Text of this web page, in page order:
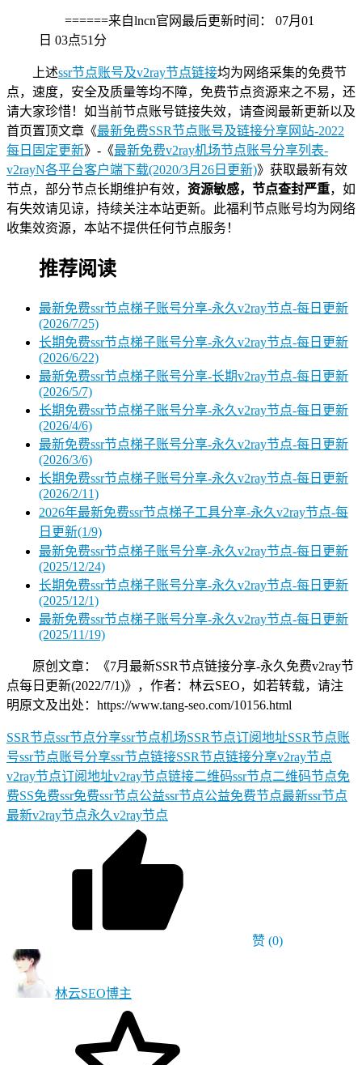
======来自lncn官网最后更新时间： 07月01
日 03点51分
上述ssr节点账号及v2ray节点链接均为网络采集的免费节
点，速度，安全及质量等均不障，免费节点资源来之不易，还
请大家珍惜！如当前节点账号链接失效，请查阅最新更新以及
首页置顶文章《最新免费SSR节点账号及链接分享网站-2022
每日固定更新》-《最新免费v2ray机场节点账号分享列表-
v2rayN各平台客户端下载(2020/3月26日更新)》获取最新有效
节点，部分节点长期维护有效， 资源敏感，节点查封严重，如
有失效请见谅，持续关注本站更新。此福利节点账号均为网络
收集效资源，本站不提供任何节点服务！
推荐阅读
最新免费ssr节点梯子账号分享-永久v2ray节点-每日更新
(2026/7/25)
长期免费ssr节点梯子账号分享-永久v2ray节点-每日更新
(2026/6/22)
最新免费ssr节点梯子账号分享-长期v2ray节点-每日更新
(2026/5/7)
长期免费ssr节点梯子账号分享-永久v2ray节点-每日更新
(2026/4/6)
最新免费ssr节点梯子账号分享-永久v2ray节点-每日更新
(2026/3/6)
长期免费ssr节点梯子账号分享-永久v2ray节点-每日更新
(2026/2/11)
2026年最新免费ssr节点梯子工具分享-永久v2ray节点-每
日更新(1/9)
最新免费ssr节点梯子账号分享-永久v2ray节点-每日更新
(2025/12/24)
长期免费ssr节点梯子账号分享-永久v2ray节点-每日更新
(2025/12/1)
最新免费ssr节点梯子账号分享-永久v2ray节点-每日更新
(2025/11/19)
原创文章：《7月最新SSR节点链接分享-永久免费v2ray节
点每日更新(2022/7/1)》，作者：林云SEO，如若转载，请注
明原文及出处：https://www.tang-seo.com/10156.html
SSR节点ssr节点分享ssr节点机场SSR节点订阅地址SSR节点账
号ssr节点账号分享ssr节点链接SSR节点链接分享v2ray节点
v2ray节点订阅地址v2ray节点链接二维码ssr节点二维码节点免
费SS免费ssr免费ssr节点公益ssr节点公益免费节点最新ssr节点
最新v2ray节点永久v2ray节点
赞 (0)
林云SEO博主